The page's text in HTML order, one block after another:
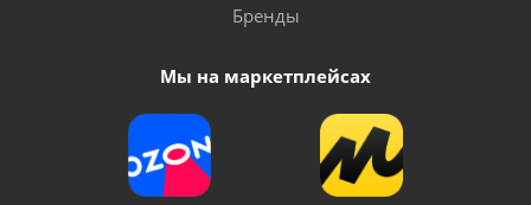
Бренды
Мы на маркетплейсах